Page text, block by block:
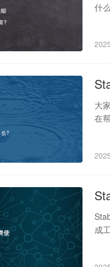
什
大
在
成